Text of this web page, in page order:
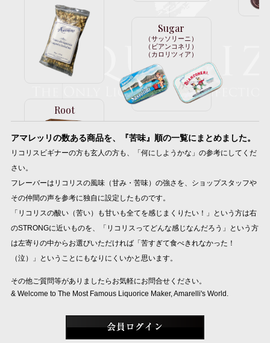
Root
Sugar
（サッソリーニ）
（ビアンコネリ）
（カロリツィア）
アマレッリの数ある商品を、『苦味』順の一覧にまとめました。
リコリスビギナーの方も玄人の方も、「何にしようかな」の参考にしてくだ
さい。
フレーバーはリコリスの風味（甘み・苦味）の強さを、ショップスタッフや
その仲間の声を参考に独自に設定したものです。
「リコリスの酸い（苦い）も甘いも全てを感じまくりたい！」という方は右
のSTRONGに近いものを、「リコリスってどんな感じなんだろう」という方
は左寄りの中からお選びいただければ「苦すぎて食べきれなかった！
（泣）」ということにもなりにくいかと思います。
その他ご質問等がありましたらお気軽にお問合せください。
& Welcome to The Most Famous Liquorice Maker, Amarelli's World.